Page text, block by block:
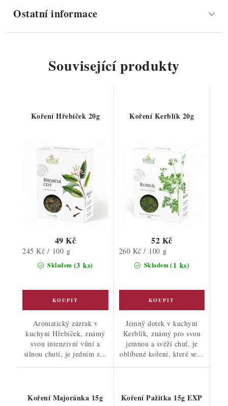
Ostatní informace
Související produkty
Koření Hřebíček 20g
Skladem (3 ks)
49 Kč
Měrná
245 Kč / 100 g
Aromatický zázrak v
kuchyni Hřebíček, známý
svou intenzivní vůní a
silnou chutí, je jedním z...
Koření Kerblík 20g
Skladem(1 ks)
52 Kč
Měrná
260 Kč / 100 g
Jemný dotek v kuchyni
Kerblík, známý pro svou
jemnou a svěží chuť, je
oblíbené koření, které se...
Koření Majoránka 15g
Koření Pažitka 15g EXP